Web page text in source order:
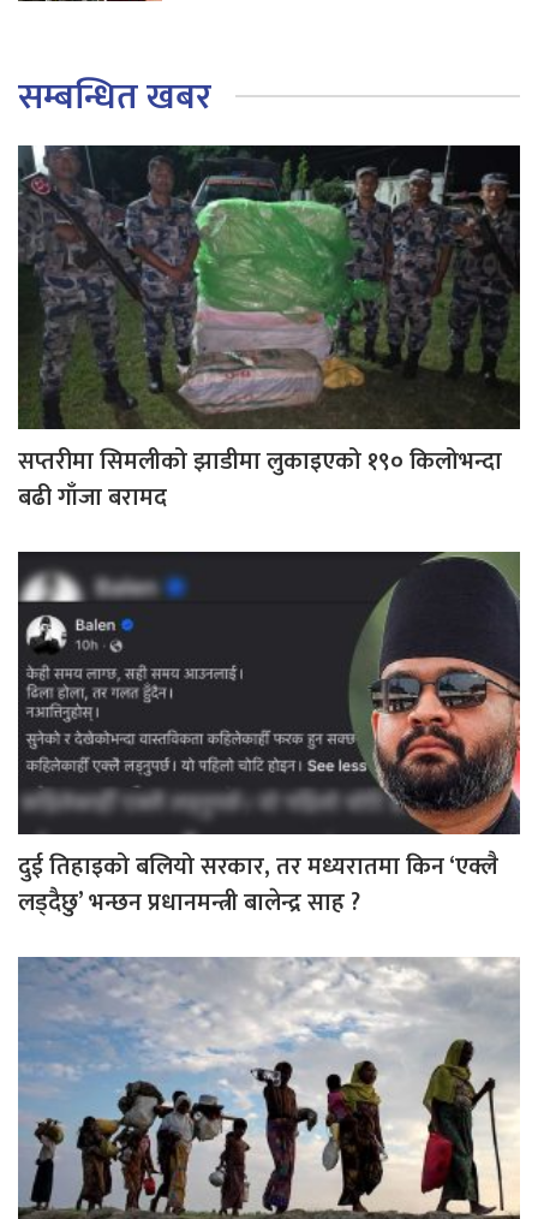
सम्बन्धित खबर
सप्तरीमा सिमलीको झाडीमा लुकाइएको १९० किलोभन्दा
बढी गाँजा बरामद
दुई तिहाइको बलियो सरकार, तर मध्यरातमा किन ‘एक्लै
लड्दैछु’ भन्छन प्रधानमन्त्री बालेन्द्र साह ?